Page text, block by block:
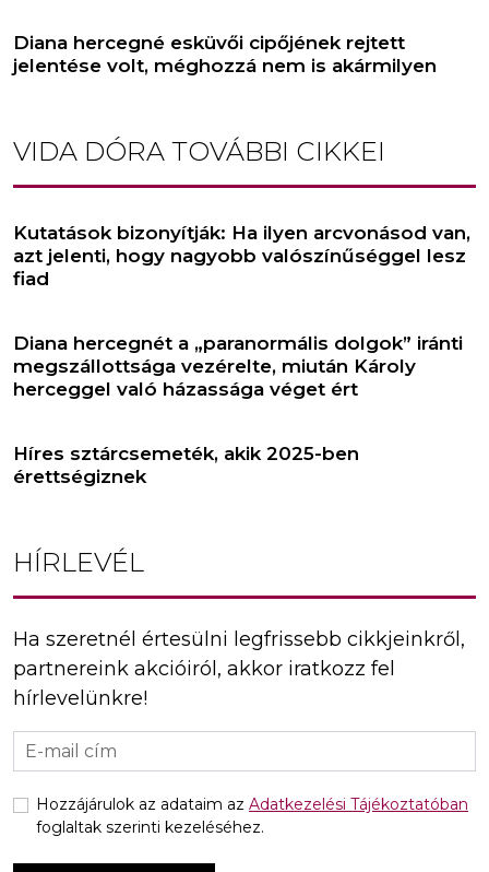
Diana hercegné esküvői cipőjének rejtett
jelentése volt, méghozzá nem is akármilyen
VIDA DÓRA TOVÁBBI CIKKEI
Kutatások bizonyítják: Ha ilyen arcvonásod van,
azt jelenti, hogy nagyobb valószínűséggel lesz
fiad
Diana hercegnét a „paranormális dolgok” iránti
megszállottsága vezérelte, miután Károly
herceggel való házassága véget ért
Híres sztárcsemeték, akik 2025-ben
érettségiznek
HÍRLEVÉL
Ha szeretnél értesülni legfrissebb cikkjeinkről,
partnereink akcióiról, akkor iratkozz fel
hírlevelünkre!
Hozzájárulok az adataim az Adatkezelési Tájékoztatóban
foglaltak szerinti kezeléséhez.